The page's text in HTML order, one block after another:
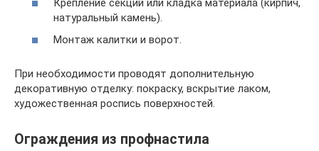
натуральный камень).
Монтаж калитки и ворот.
При необходимости проводят дополнительную
декоративную отделку: покраску, вскрытие лаком,
художественная роспись поверхностей.
Ограждения из профнастила